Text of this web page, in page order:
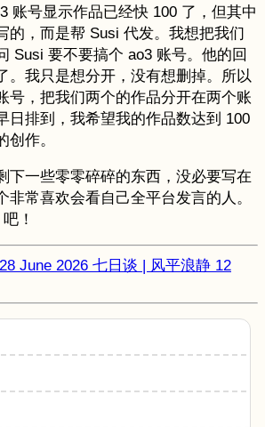
账号显示作品已经快 100 了，但其中
的，而是帮 Susi 代发。我想把我们
Susi 要不要搞个 ao3 账号。他的回
。我只是想分开，没有想删掉。所以
号，把我们两个的作品分开在两个账
日排到，我希望我的作品数达到 100
作。
下一些零零碎碎的东西，没必要写在
非常喜欢会看自己全平台发言的人。
！
28 June 2026 七日谈 | 风平浪静 12